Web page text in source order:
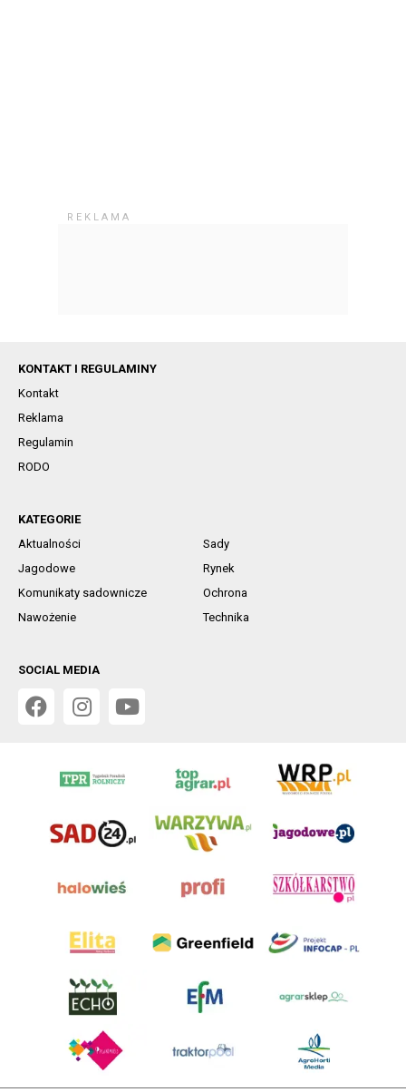
KONTAKT I REGULAMINY
Kontakt
Reklama
Regulamin
RODO
KATEGORIE
Aktualności
Sady
Jagodowe
Rynek
Komunikaty sadownicze
Ochrona
Nawożenie
Technika
SOCIAL MEDIA